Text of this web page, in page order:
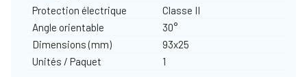
Protection électrique
Classe II
Angle orientable
30°
Dimensions (mm)
93x25
Unités / Paquet
1